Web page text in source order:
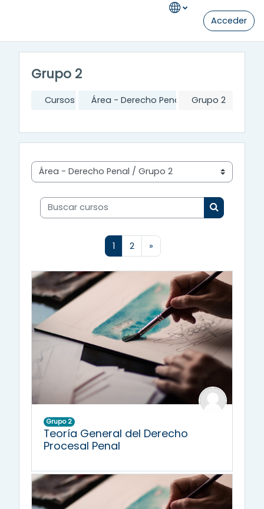
Acceder
Grupo 2
Cursos Área - Derecho Penal Grupo 2
Categorías
Buscar cursos
Buscar
1 (actual)
2 »
Grupo 2
Teoría General del Derecho
Procesal Penal